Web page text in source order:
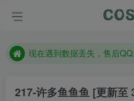
现在遇到数据丢失，售后
想看那个coser作品，请在搜
217-许多鱼鱼鱼 [更新至